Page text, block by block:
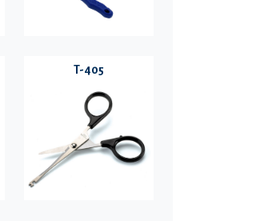
T-405